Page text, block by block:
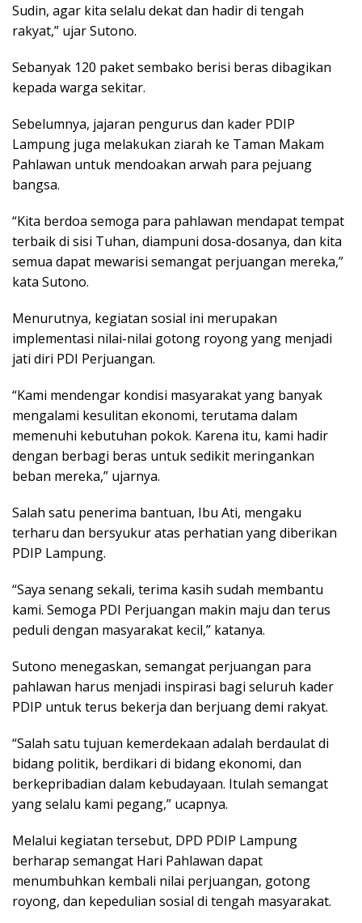
Sudin, agar kita selalu dekat dan hadir di tengah
rakyat,” ujar Sutono.
Sebanyak 120 paket sembako berisi beras dibagikan
kepada warga sekitar.
Sebelumnya, jajaran pengurus dan kader PDIP
Lampung juga melakukan ziarah ke Taman Makam
Pahlawan untuk mendoakan arwah para pejuang
bangsa.
“Kita berdoa semoga para pahlawan mendapat tempat
terbaik di sisi Tuhan, diampuni dosa-dosanya, dan kita
semua dapat mewarisi semangat perjuangan mereka,”
kata Sutono.
Menurutnya, kegiatan sosial ini merupakan
implementasi nilai-nilai gotong royong yang menjadi
jati diri PDI Perjuangan.
“Kami mendengar kondisi masyarakat yang banyak
mengalami kesulitan ekonomi, terutama dalam
memenuhi kebutuhan pokok. Karena itu, kami hadir
dengan berbagi beras untuk sedikit meringankan
beban mereka,” ujarnya.
Salah satu penerima bantuan, Ibu Ati, mengaku
terharu dan bersyukur atas perhatian yang diberikan
PDIP Lampung.
“Saya senang sekali, terima kasih sudah membantu
kami. Semoga PDI Perjuangan makin maju dan terus
peduli dengan masyarakat kecil,” katanya.
Sutono menegaskan, semangat perjuangan para
pahlawan harus menjadi inspirasi bagi seluruh kader
PDIP untuk terus bekerja dan berjuang demi rakyat.
“Salah satu tujuan kemerdekaan adalah berdaulat di
bidang politik, berdikari di bidang ekonomi, dan
berkepribadian dalam kebudayaan. Itulah semangat
yang selalu kami pegang,” ucapnya.
Melalui kegiatan tersebut, DPD PDIP Lampung
berharap semangat Hari Pahlawan dapat
menumbuhkan kembali nilai perjuangan, gotong
royong, dan kepedulian sosial di tengah masyarakat.